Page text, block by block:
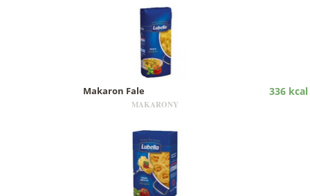
Makaron Fale 336 kcal
MAKARONY